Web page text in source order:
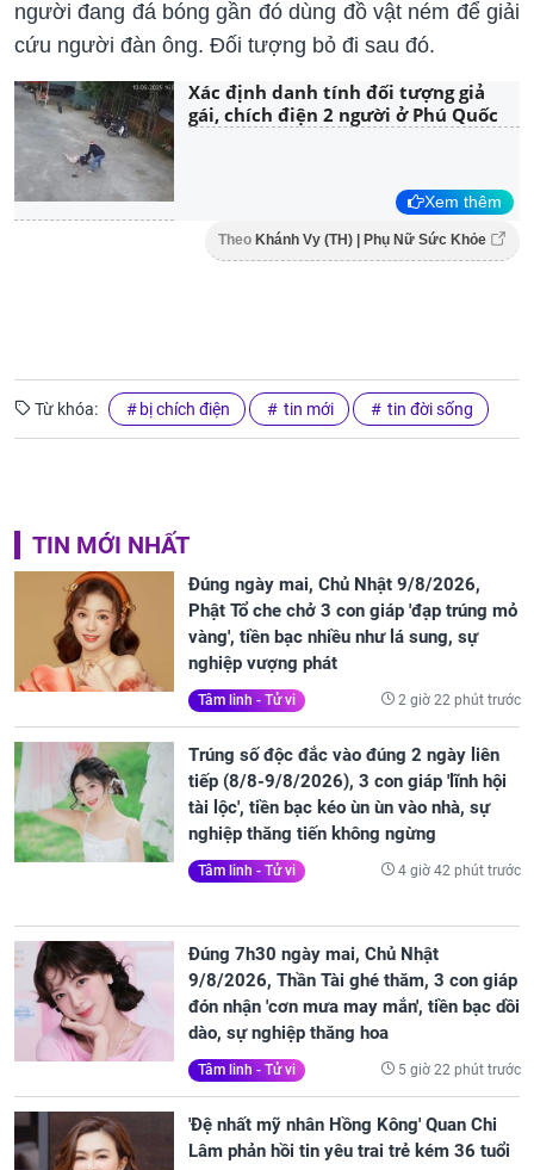
người đang đá bóng gần đó dùng đồ vật ném để giải
cứu người đàn ông. Đối tượng bỏ đi sau đó.
Xác định danh tính đối tượng giả
gái, chích điện 2 người ở Phú Quốc
Xem thêm
Theo Khánh Vy (TH) | Phụ Nữ Sức Khỏe
Từ khóa: bị chích điện tin mới tin đời sống
TIN MỚI NHẤT
Đúng ngày mai, Chủ Nhật 9/8/2026,
Phật Tổ che chở 3 con giáp 'đạp trúng mỏ
vàng', tiền bạc nhiều như lá sung, sự
nghiệp vượng phát
Tâm linh - Tử vi 2 giờ 22 phút trước
Trúng số độc đắc vào đúng 2 ngày liên
tiếp (8/8-9/8/2026), 3 con giáp 'lĩnh hội
tài lộc', tiền bạc kéo ùn ùn vào nhà, sự
nghiệp thăng tiến không ngừng
Tâm linh - Tử vi 4 giờ 42 phút trước
Đúng 7h30 ngày mai, Chủ Nhật
9/8/2026, Thần Tài ghé thăm, 3 con giáp
đón nhận 'cơn mưa may mắn', tiền bạc dồi
dào, sự nghiệp thăng hoa
Tâm linh - Tử vi 5 giờ 22 phút trước
'Đệ nhất mỹ nhân Hồng Kông' Quan Chi
Lâm phản hồi tin yêu trai trẻ kém 36 tuổi